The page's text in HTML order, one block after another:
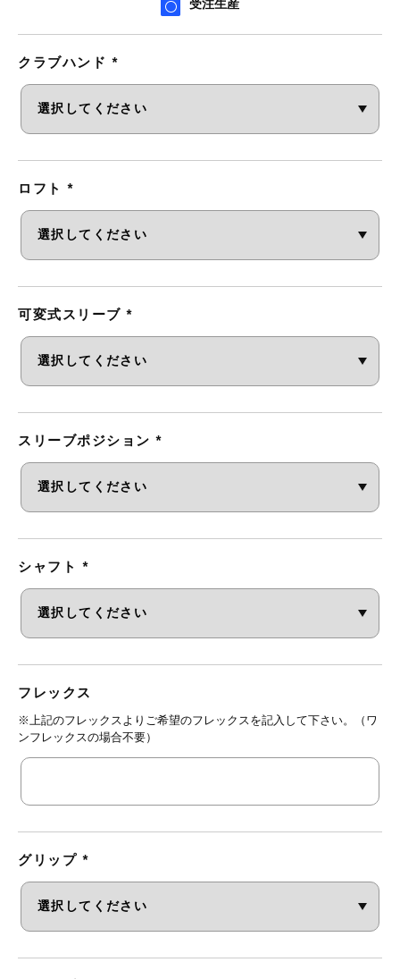
受注生産
クラブハンド *
ロフト *
可変式スリーブ *
スリーブポジション *
シャフト *
フレックス
※上記のフレックスよりご希望のフレックスを記入して下さい。（ワ
ンフレックスの場合不要）
グリップ *